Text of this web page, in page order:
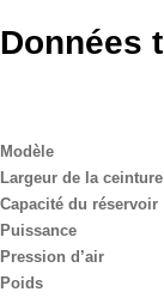
Données
Modèle
Largeur de la ceinture
Capacité du réservoir
Puissance
Pression d’air
Poids